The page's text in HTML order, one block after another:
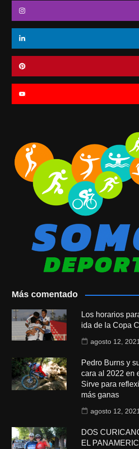
Más comentado
Los horarios
ida de la Copa
agosto 12, 2021
Pedro Burns y
cara al 2022 en
Sirve para
más ganas
agosto 12, 2021
DOS
EL